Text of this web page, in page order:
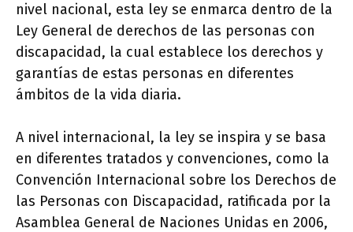
nivel nacional, esta ley se enmarca dentro de la
Ley General de derechos de las personas con
discapacidad, la cual establece los derechos y
garantías de estas personas en diferentes
ámbitos de la vida diaria.
A nivel internacional, la ley se inspira y se basa
en diferentes tratados y convenciones, como la
Convención Internacional sobre los Derechos de
las Personas con Discapacidad, ratificada por la
Asamblea General de Naciones Unidas en 2006,